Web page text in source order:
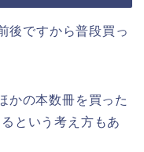
後ですから普段買っ
かの本数冊を買った
という考え方もあ